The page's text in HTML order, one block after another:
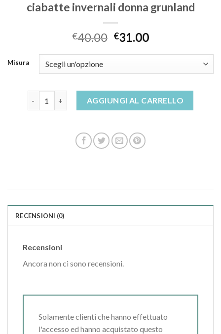
ciabatte invernali donna grunland
€40.00 €31.00
Misura
AGGIUNGI AL CARRELLO
RECENSIONI (0)
Recensioni
Ancora non ci sono recensioni.
Solamente clienti che hanno effettuato
l'accesso ed hanno acquistato questo